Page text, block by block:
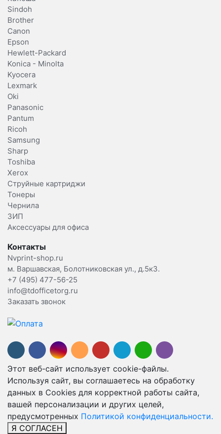
Sindoh
Brother
Canon
Epson
Hewlett-Packard
Konica - Minolta
Kyocera
Lexmark
Oki
Panasonic
Pantum
Ricoh
Samsung
Sharp
Toshiba
Xerox
Струйные картриджи
Тонеры
Чернила
ЗИП
Аксессуары для офиса
Контакты
Nvprint-shop.ru
м. Варшавская, Болотниковская ул., д.5к3.
+7 (495) 477-56-25
info@tdofficetorg.ru
Заказать звонок
Этот веб-сайт использует cookie-файлы.
Используя сайт, вы соглашаетесь на обработку
данных в Cookies для корректной работы сайта,
вашей персонализации и других целей,
предусмотренных Политикой конфиденциальности.
Я СОГЛАСЕН